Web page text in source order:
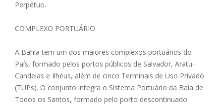
Perpétuo.
COMPLEXO PORTUÁRIO
A Bahia tem um dos maiores complexos portuários do
País, formado pelos portos públicos de Salvador, Aratu-
Candeias e Ilhéus, além de cinco Terminais de Uso Privado
(TUPs). O conjunto integra o Sistema Portuário da Baía de
Todos os Santos, formado pelo porto descontinuado